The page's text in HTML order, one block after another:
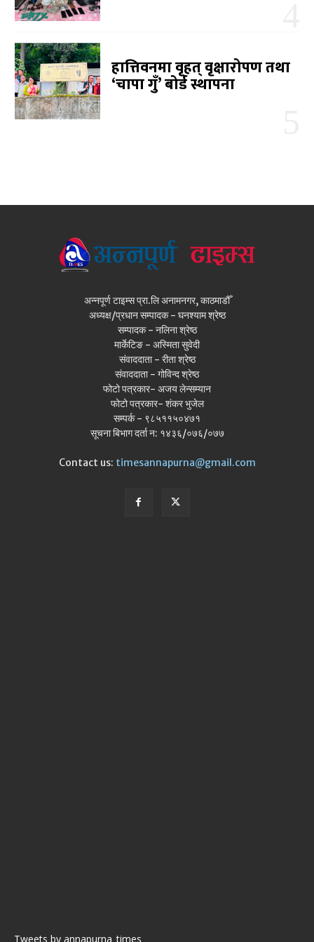
हात्तिवनमा वृहत् वृक्षारोपण तथा
‘चापा गुँ’ बोर्ड स्थापना
अन्नपूर्ण टाइम्स प्रा.लि अनामनगर, काठमाडौँ
अध्यक्ष/प्रधान सम्पादक - घनश्याम श्रेष्ठ
सम्पादक - नलिना श्रेष्ठ
मार्केटिङ - अस्मिता सुवेदी
संवाददाता - रीता श्रेष्ठ
संवाददाता - गोविन्द श्रेष्ठ
फोटो पत्रकार- अजय लेन्सम्यान
फोटो पत्रकार- शंकर भुजेल
सम्पर्क - ९८५११५०४७१
सूचना बिभाग दर्ता न: १४३६/०७६/०७७
Contact us: timesannapurna@gmail.com
Tweets by annapurna_times